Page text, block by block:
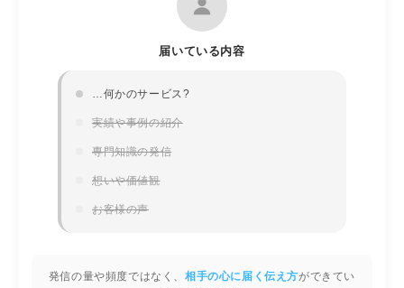
届いている内容
…何かのサービス?
実績や事例の紹介
専門知識の発信
想いや価値観
お客様の声
発信の量や頻度ではなく、相手の心に届く伝え方ができてい